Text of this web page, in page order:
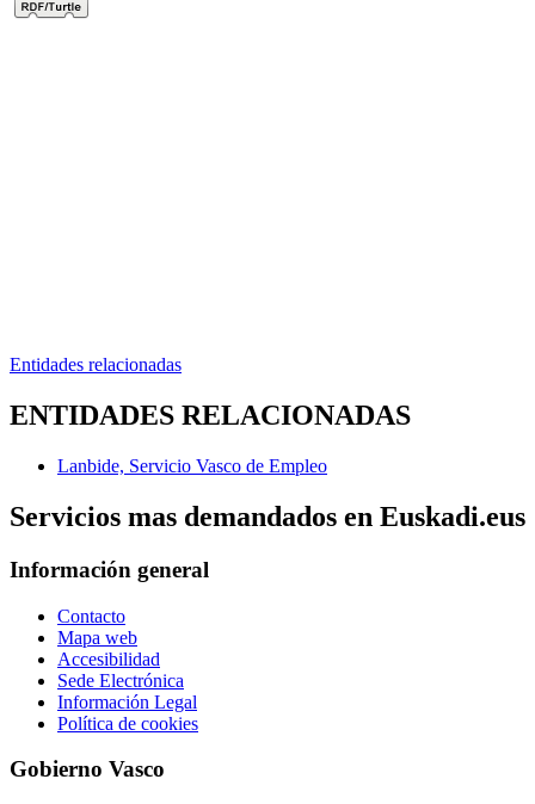
Entidades relacionadas
ENTIDADES RELACIONADAS
Lanbide, Servicio Vasco de Empleo
Servicios mas demandados en Euskadi.eus
Información general
Contacto
Mapa web
Accesibilidad
Sede Electrónica
Información Legal
Política de cookies
Gobierno Vasco